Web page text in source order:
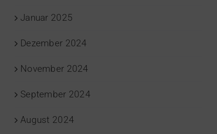
Januar 2025
Dezember 2024
November 2024
September 2024
August 2024